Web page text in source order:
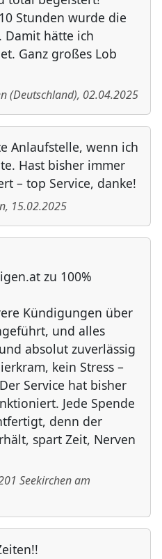
Stunden wurde die
Damit hätte ich
Ganz großes Lob
(Deutschland), 02.04.2025
Anlaufstelle, wenn ich
Hast bisher immer
– top Service, danke!
, 15.02.2025
zu 100%
Kündigungen über
und alles
absolut zuverlässig
kein Stress –
Service hat bisher
Jede Spende
denn der
spart Zeit, Nerven
Seekirchen am